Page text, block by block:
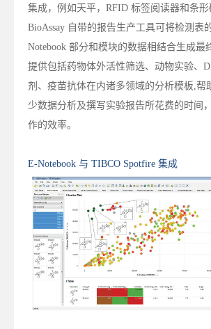
集成，例如天平，RFID 标签阅读器和条形
BioAssay 自带的报告生产工具可将检测表
Notebook 部分和模块的数据相结合生成最
提供包括药物体外活性筛选、动物实验、
剂、疫苗抗体在内诸多领域的分析模板,帮
少数据分析及撰写实验报告所花费的时间
作的效率。
E-Notebook 与 TIBCO Spotfire 集成